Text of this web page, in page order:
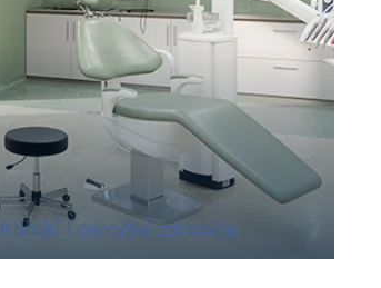
Kliniki i ośrodki zdrowia